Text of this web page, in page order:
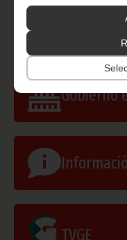
Texto: Mansueto Loeri
Oficina de Información
Gobierno
TVGE